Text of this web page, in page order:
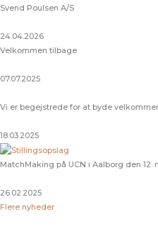
Svend Poulsen A/S
24.04.2026
Velkommen tilbage
07.07.2025
Vi er begejstrede for at byde
18.03.2025
MatchMaking på UCN i Aalborg den 12.
26.02.2025
Flere nyheder